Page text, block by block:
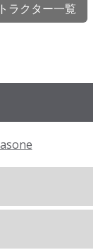
ラクター一覧